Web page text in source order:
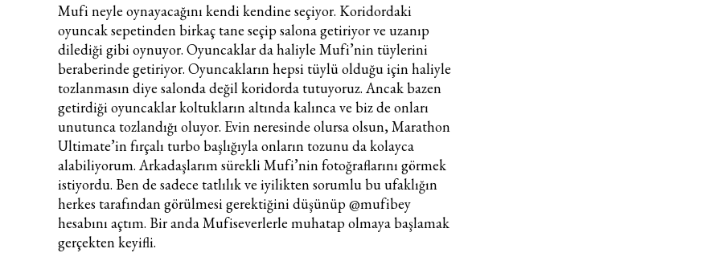
Turkuvaz Haberleşme ve Yayıncılık A.Ş. tarafından
https://vogue.com.tr/
ürün ve hizmetlere ilişkin reklam, tanıtım, pazarlama ve
kutlama/ temenni amaçlı her türlü e-bülten/ ticari
elektronik ileti gönderiminin e-posta yoluyla tarafıma
yapılmasına onay ve bu kapsamda/ amaçla ad/ soyad
ve e-posta adresi verilerimin işlenmesine açık rıza
veriyorum.
Mufi neyle oynayacağını kendi kendine seçiyor. Koridordaki
oyuncak sepetinden birkaç tane seçip salona getiriyor ve uzanıp
dilediği gibi oynuyor. Oyuncaklar da haliyle Mufi’nin tüylerini
beraberinde getiriyor. Oyuncakların hepsi tüylü olduğu için haliyle
tozlanmasın diye salonda değil koridorda tutuyoruz. Ancak bazen
getirdiği oyuncaklar koltukların altında kalınca ve biz de onları
unutunca tozlandığı oluyor. Evin neresinde olursa olsun, Marathon
Ultimate’in fırçalı turbo başlığıyla onların tozunu da kolayca
alabiliyorum. Arkadaşlarım sürekli Mufi’nin fotoğraflarını görmek
istiyordu. Ben de sadece tatlılık ve iyilikten sorumlu bu ufaklığın
herkes tarafından görülmesi gerektiğini düşünüp@mufibey
hesabını açtım. Bir anda Mufiseverlerle muhatap olmaya başlamak
gerçekten keyifli.